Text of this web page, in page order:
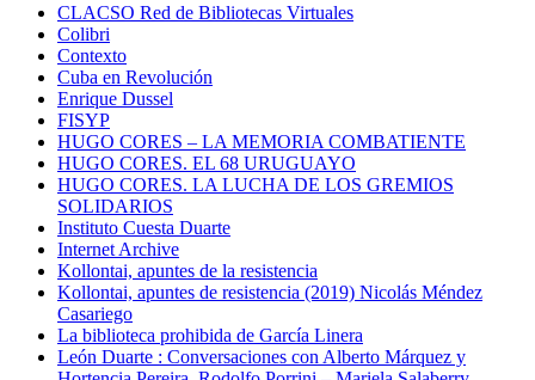
CLACSO Red de Bibliotecas Virtuales
Colibri
Contexto
Cuba en Revolución
Enrique Dussel
FISYP
HUGO CORES – LA MEMORIA COMBATIENTE
HUGO CORES. EL 68 URUGUAYO
HUGO CORES. LA LUCHA DE LOS GREMIOS
SOLIDARIOS
Instituto Cuesta Duarte
Internet Archive
Kollontai, apuntes de la resistencia
Kollontai, apuntes de resistencia (2019) Nicolás Méndez
Casariego
La biblioteca prohibida de García Linera
León Duarte : Conversaciones con Alberto Márquez y